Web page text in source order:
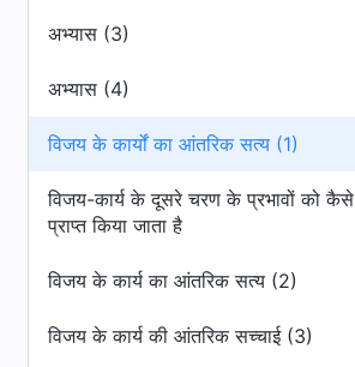
अभ्यास (3)
अभ्यास (4)
विजय के कार्यों का आंतरिक सत्य (1)
विजय-कार्य के दूसरे चरण के प्रभावों को कैसे
प्राप्त किया जाता है
विजय के कार्य का आंतरिक सत्य (2)
विजय के कार्य की आंतरिक सच्चाई (3)